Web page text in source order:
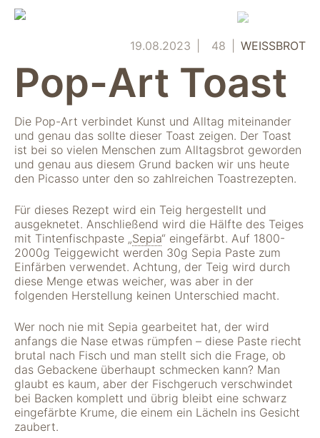
Skip
19.08.2023 48 WEISSBROT
Pop-Art Toast
Die Pop-Art verbindet Kunst und Alltag miteinander
und genau das sollte dieser Toast zeigen. Der Toast
ist bei so vielen Menschen zum Alltagsbrot geworden
und genau aus diesem Grund backen wir uns heute
den Picasso unter den so zahlreichen Toastrezepten.
Für dieses Rezept wird ein Teig hergestellt und
ausgeknetet. Anschließend wird die Hälfte des Teiges
mit Tintenfischpaste „Sepia“ eingefärbt. Auf 1800-
2000g Teiggewicht werden 30g Sepia Paste zum
Einfärben verwendet. Achtung, der Teig wird durch
diese Menge etwas weicher, was aber in der
folgenden Herstellung keinen Unterschied macht.
Wer noch nie mit Sepia gearbeitet hat, der wird
anfangs die Nase etwas rümpfen – diese Paste riecht
brutal nach Fisch und man stellt sich die Frage, ob
das Gebackene überhaupt schmecken kann? Man
glaubt es kaum, aber der Fischgeruch verschwindet
bei Backen komplett und übrig bleibt eine schwarz
eingefärbte Krume, die einem ein Lächeln ins Gesicht
zaubert.